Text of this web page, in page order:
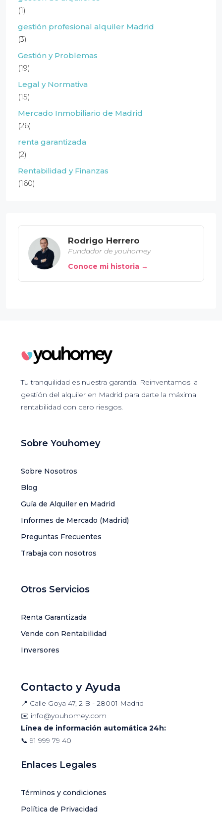
(1)
gestión profesional alquiler Madrid
(3)
Gestión y Problemas
(19)
Legal y Normativa
(15)
Mercado Inmobiliario de Madrid
(26)
renta garantizada
(2)
Rentabilidad y Finanzas
(160)
Rodrigo Herrero
Fundador de youhomey
Conoce mi historia →
Tu tranquilidad es nuestra garantía. Reinventamos la
gestión del alquiler en Madrid para darte la máxima
rentabilidad con cero riesgos.
Sobre Youhomey
Sobre Nosotros
Blog
Guía de Alquiler en Madrid
Informes de Mercado (Madrid)
Preguntas Frecuentes
Trabaja con nosotros
Otros Servicios
Renta Garantizada
Vende con Rentabilidad
Inversores
Contacto y Ayuda
📍 Calle Goya 47, 2 B - 28001 Madrid
✉️ info@youhomey.com
Línea de información automática 24h:
📞 91 999 79 40
Enlaces Legales
Términos y condiciones
Política de Privacidad